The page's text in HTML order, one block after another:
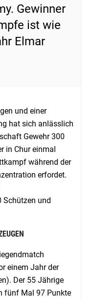
Gewinner
ist wie
Elmar
und einer
hat sich anlässlich
Gewehr 300
in Chur einmal
während der
erfordet.
Schützen und
einem Jahr der
Der 55 Jährige
fünf Mal 97 Punkte